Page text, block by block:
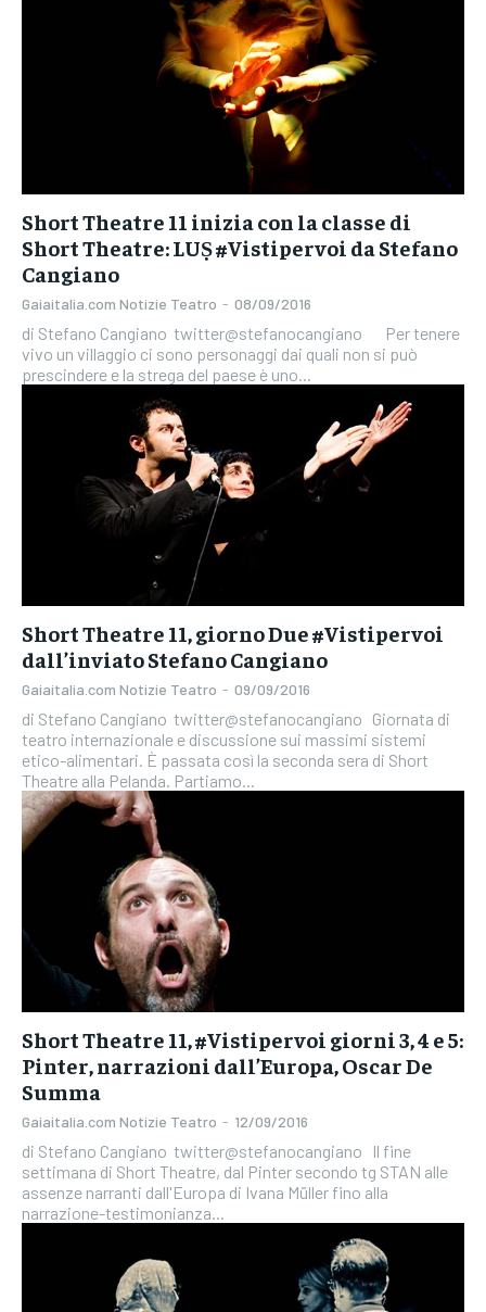
Short Theatre 11 inizia con la classe di
Short Theatre: LUṢ #Vistipervoi da Stefano
Cangiano
Gaiaitalia.com Notizie Teatro - 08/09/2016
di Stefano Cangiano twitter@stefanocangiano Per tenere
vivo un villaggio ci sono personaggi dai quali non si può
prescindere e la strega del paese è uno...
Short Theatre 11, giorno Due #Vistipervoi
dall’inviato Stefano Cangiano
Gaiaitalia.com Notizie Teatro - 09/09/2016
di Stefano Cangiano twitter@stefanocangiano Giornata di
teatro internazionale e discussione sui massimi sistemi
etico-alimentari. È passata così la seconda sera di Short
Theatre alla Pelanda. Partiamo...
Short Theatre 11, #Vistipervoi giorni 3, 4 e 5:
Pinter, narrazioni dall’Europa, Oscar De
Summa
Gaiaitalia.com Notizie Teatro - 12/09/2016
di Stefano Cangiano twitter@stefanocangiano Il fine
settimana di Short Theatre, dal Pinter secondo tg STAN alle
assenze narranti dall'Europa di Ivana Müller fino alla
narrazione-testimonianza...